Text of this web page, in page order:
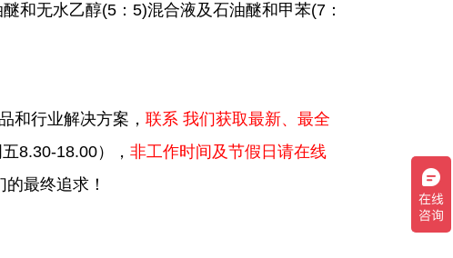
和无水乙醇(5：5)混合液及石油醚和甲苯(7：
和行业解决方案， 联系 我们获取最新、最全
五8.30-18.00）， 非工作时间及节假日请在线
最终追求！